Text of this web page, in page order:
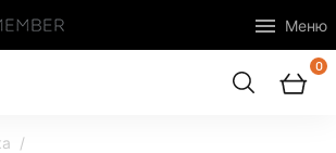
Меню
0